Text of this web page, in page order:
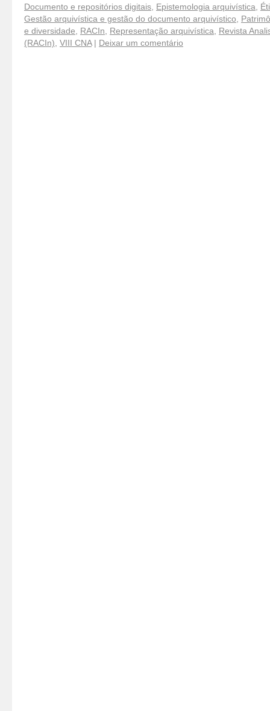
Documento e repositórios digitais Epistemologia arquivística
Gestão arquivística e gestão do documento arquivístico
e diversidade
RACIn Representação arquivística
Revista
(RACIn) VIII CNA | Deixar um comentário